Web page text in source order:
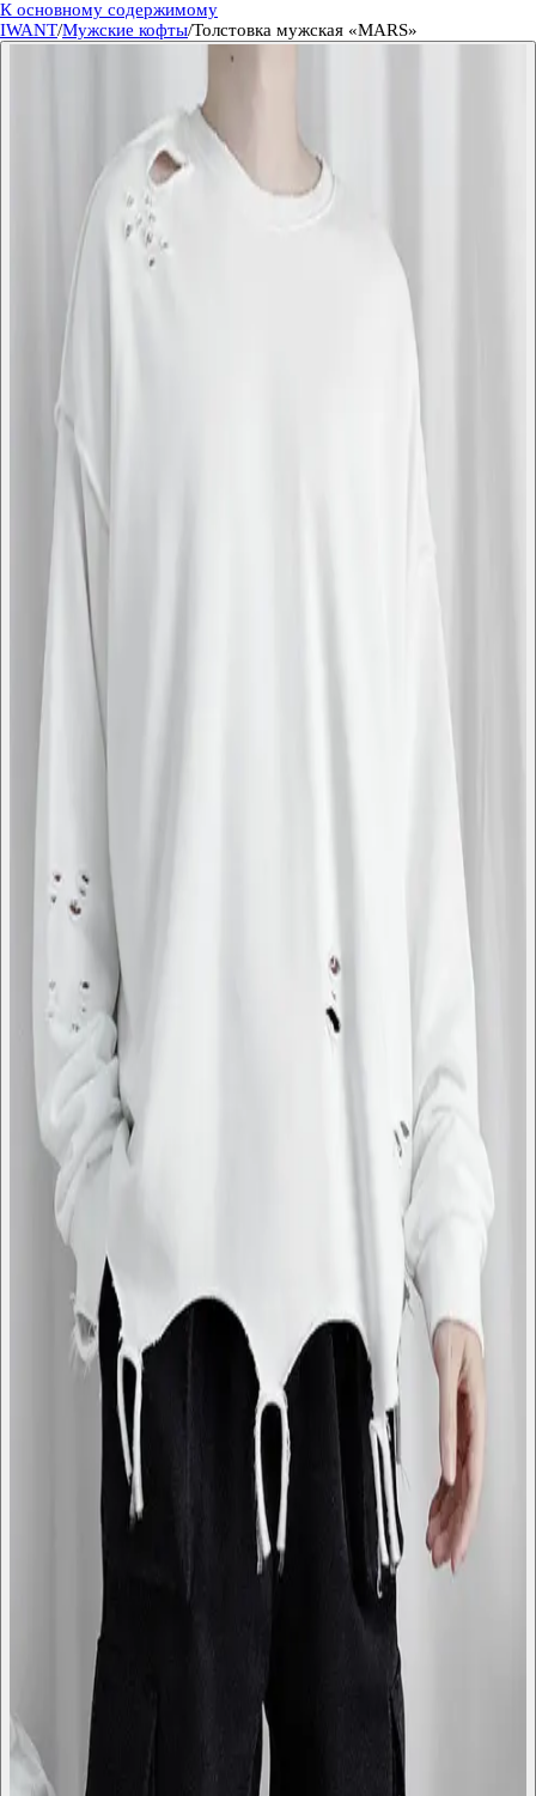
К основному содержимому
IWANT/Мужские кофты/Толстовка мужская «MARS»